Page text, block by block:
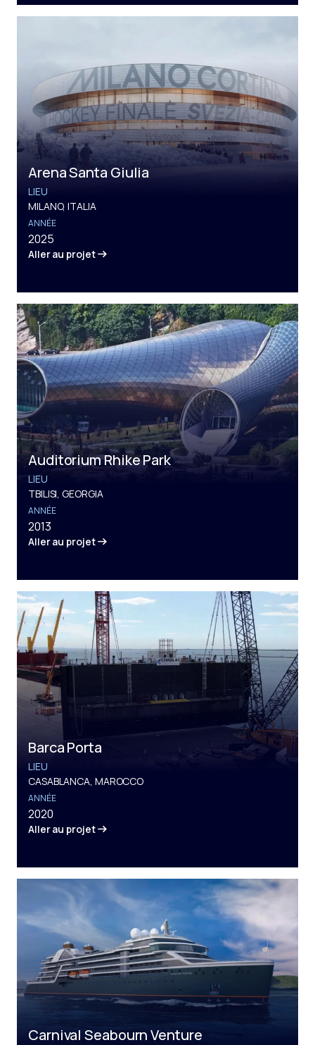
Arena Santa Giulia
LIEU
MILANO, ITALIA
ANNÉE
2025
Aller au projet
Auditorium Rhike Park
LIEU
TBILISI, GEORGIA
ANNÉE
2013
Aller au projet
Barca Porta
LIEU
CASABLANCA, MAROCCO
ANNÉE
2020
Aller au projet
Carnival Seabourn Venture